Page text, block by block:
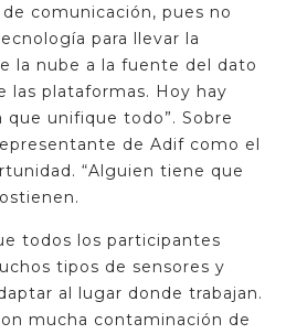
comunicación, pues no
para llevar la
la nube a la fuente del dato
las plataformas. Hoy hay
unifique todo”. Sobre
de Adif como el
“Alguien tiene que
todos los participantes
tipos de sensores y
al lugar donde trabajan.
mucha contaminación de